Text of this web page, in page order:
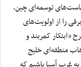
توسعه‌ای چین،
را از اولویت‌های
«ابتکار کمربند و
هاب منطقه‌ای خلیج